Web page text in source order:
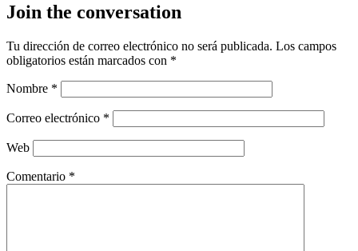
Join the conversation
Tu dirección de correo electrónico no será publicada. Los campos
obligatorios están marcados con *
Nombre *
Correo electrónico *
Web
Comentario *